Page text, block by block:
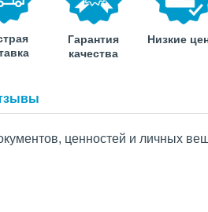
Гарантия
качества
Низкие
ценностей и личных